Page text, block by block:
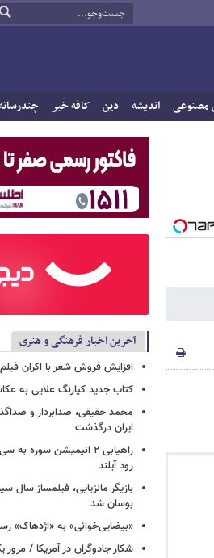
اندیشه دین کافه خبر
آخرین اخبار فرهنگی و هنری
افزایش فروش شعر با اکران
کتاب جدید کیارنگ علایی به
محمد حقیقی، صدابردار و
ایران درگذشت
راهیابی ۲ انیمیشن سوره
رود آیلند
بازیگر مالزیایی، فیلمساز سال
بوسان شد
«بیضایی‌خوانی» به «اژدهاک»
شکار جادوگران در آمریکا / مرور